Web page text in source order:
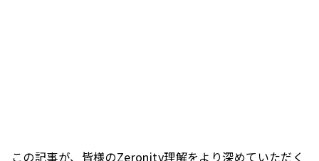
この記事が、皆様のZeronity理解をより深めていただく